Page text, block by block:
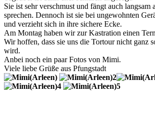
Sie ist sehr verschmust und fängt auch langsam
sprechen. Dennoch ist sie bei ungewohnten
und verzieht sich in ihre sichere Ecke.
Am Montag haben wir zur Kastration einen
Wir hoffen, dass sie uns die Tortour nicht ganz
wird.
Anbei noch ein paar Fotos von Mimi.
Viele liebe Grüße aus Pfungstadt